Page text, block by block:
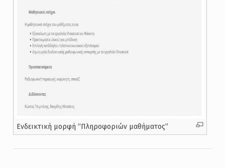
Ενδεικτική μορφή “Πληροφοριών μαθήματος”